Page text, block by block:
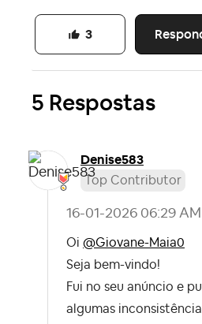
3
5 Respostas
Denise583
Top Contributor
‎16-01-2026 06:29 AM
Oi @Giovane-Maia0
Seja bem-vindo!
Fui no seu anúncio e
algumas